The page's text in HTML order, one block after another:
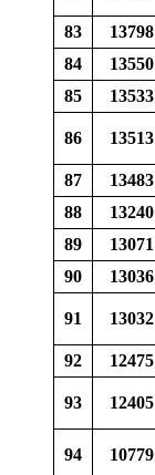
83
13798
84
13550
85
13533
86 13513
87
13483
88
13240
89
13071
90
13036
91 13032
92
12475
93 12405
94 10779